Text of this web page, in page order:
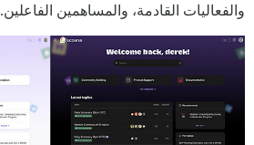
والفعاليات القادمة، والمساهمين الفاعلين.